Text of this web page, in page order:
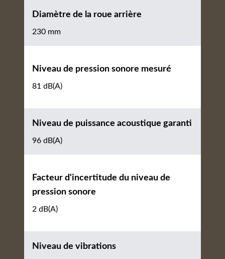
Diamètre de la roue arrière
230 mm
Niveau de pression sonore mesuré
81 dB(A)
Niveau de puissance acoustique garanti
96 dB(A)
Facteur d'incertitude du niveau de
pression sonore
2 dB(A)
Niveau de vibrations